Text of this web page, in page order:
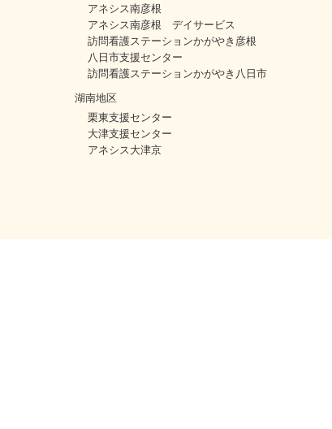
アネシス南彦根
アネシス南彦根 デイサービス
訪問看護ステーションかがやき彦根
八日市支援センター
訪問看護ステーションかがやき八日市
湖南地区
栗東支援センター
大津支援センター
アネシス大津京